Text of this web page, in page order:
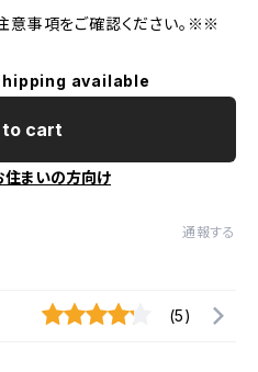
事項をご確認ください。※※
available
to cart
住まいの方向け
通報する
(5)